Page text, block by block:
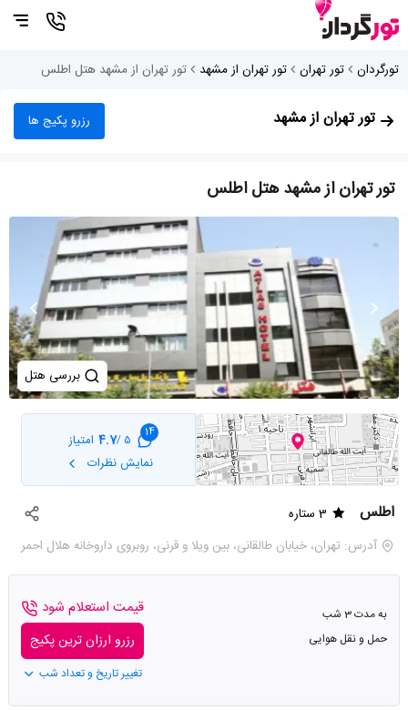
تورگردان تور تهران تور تهران از مشهد تور تهران از مشهد هتل اطلس
تور تهران از مشهد رزرو پکیج ها
تور تهران از مشهد هتل اطلس
بررسی هتل
14
5 /
4.7 امتیاز
نمایش نظرات
اطلس
3 ستاره
آدرس: تهران، خیابان طالقانی، بین ویلا و قرنی، روبروی داروخانه هلال احمر
به مدت 3 شب
حمل و نقل هوایی
قیمت استعلام شود
رزرو ارزان ترین پکیج
تغییر تاریخ و تعداد شب